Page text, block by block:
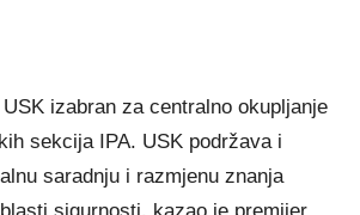
izabran za centralno okupljanje
sekcija IPA. USK podržava i
saradnju i razmjenu znanja
sigurnosti, kazao je premijer